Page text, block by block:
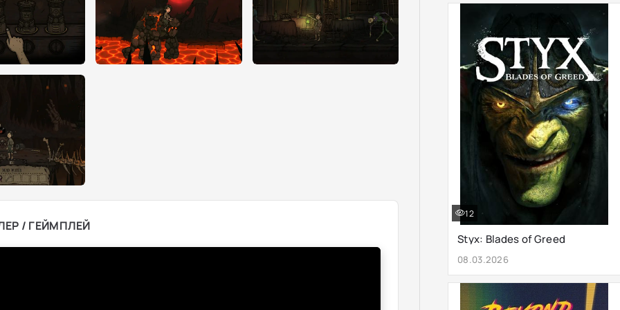
/ ГЕЙМПЛЕЙ
Styx: Blades of Greed
08.03.2026
12